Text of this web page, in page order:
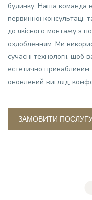
будинку. Наша команда
первинної
до якісного монтажу з
оздобленням. Ми
сучасні технології,
естетично
оновлений вигляд,
ЗАМОВИТИ